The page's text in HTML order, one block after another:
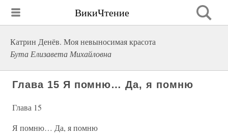
ВикиЧтение
Катрин Денёв. Моя невыносимая красота
Бута Елизавета Михайловна
Глава 15 Я помню… Да, я помню
Глава 15
Я помню… Да, я помню